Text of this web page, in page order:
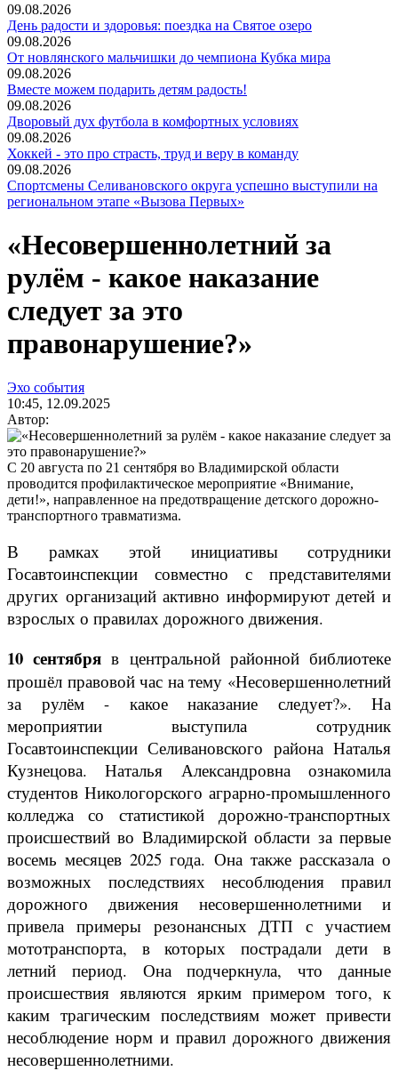
09.08.2026
День радости и здоровья: поездка на Святое озеро
09.08.2026
От новлянского мальчишки до чемпиона Кубка мира
09.08.2026
Вместе можем подарить детям радость!
09.08.2026
Дворовый дух футбола в комфортных условиях
09.08.2026
Хоккей - это про страсть, труд и веру в команду
09.08.2026
Спортсмены Селивановского округа успешно выступили на
региональном этапе «Вызова Первых»
«Несовершеннолетний за
рулём - какое наказание
следует за это
правонарушение?»
Эхо события
10:45, 12.09.2025
Автор:
С 20 августа по 21 сентября во Владимирской области
проводится профилактическое мероприятие «Внимание,
дети!», направленное на предотвращение детского дорожно-
транспортного травматизма.
В рамках этой инициативы сотрудники
Госавтоинспекции совместно с представителями
других организаций активно информируют детей и
взрослых о правилах дорожного движения.
10 сентября в центральной районной библиотеке
прошёл правовой час на тему «Несовершеннолетний
за рулём - какое наказание следует?». На
мероприятии выступила сотрудник
Госавтоинспекции Селивановского района Наталья
Кузнецова. Наталья Александровна ознакомила
студентов Никологорского аграрно-промышленного
колледжа со статистикой дорожно-транспортных
происшествий во Владимирской области за первые
восемь месяцев 2025 года. Она также рассказала о
возможных последствиях несоблюдения правил
дорожного движения несовершеннолетними и
привела примеры резонансных ДТП с участием
мототранспорта, в которых пострадали дети в
летний период. Она подчеркнула, что данные
происшествия являются ярким примером того, к
каким трагическим последствиям может привести
несоблюдение норм и правил дорожного движения
несовершеннолетними.